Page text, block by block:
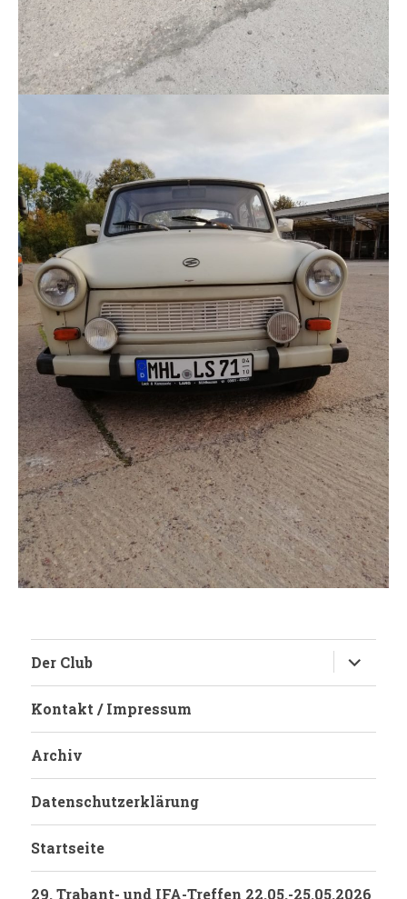
Der Club
anzeigen
Kontakt / Impressum
Archiv
Datenschutzerklärung
Startseite
29. Trabant- und IFA-Treffen 22.05.-25.05.2026